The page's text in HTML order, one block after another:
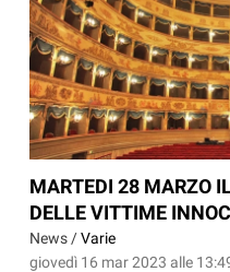
MARTEDI 28 MARZO
DELLE VITTIME
News /Varie
giovedì 16 mar 2023 alle